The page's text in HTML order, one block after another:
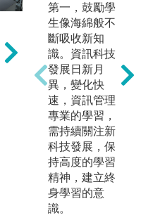
課堂聽講。各
種課程均要求
教材上網，除
了課堂聽講
外，提供24小
時隨時學習環
境。
第一，鼓勵學
生像海綿般不
斷吸收新知
識。資訊科技
發展日新月
異，變化快
速，資訊管理
專業的學習，
需持續關注新
科技發展，保
持高度的學習
精神，建立終
身學習的意
識。